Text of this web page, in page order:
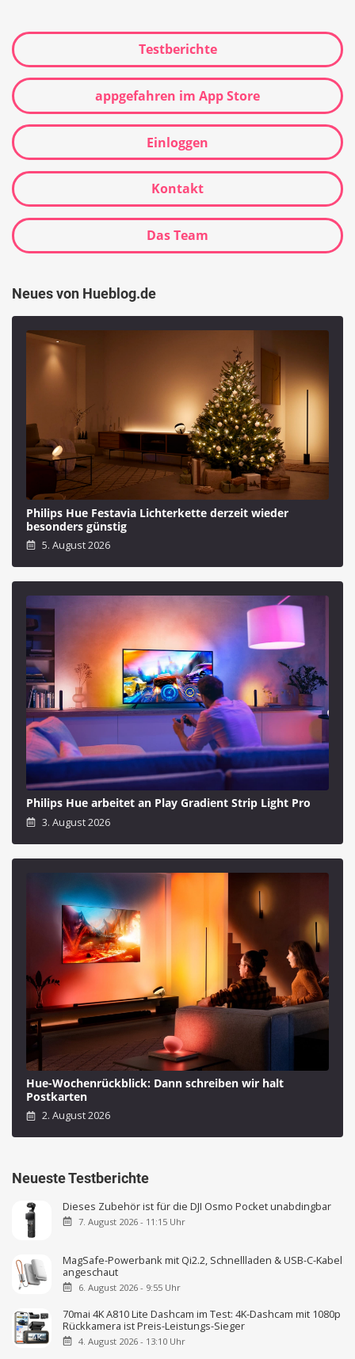
Testberichte
appgefahren im App Store
Einloggen
Kontakt
Das Team
Neues von Hueblog.de
Philips Hue Festavia Lichterkette derzeit wieder
besonders günstig
5. August 2026
Philips Hue arbeitet an Play Gradient Strip Light Pro
3. August 2026
Hue-Wochenrückblick: Dann schreiben wir halt
Postkarten
2. August 2026
Neueste Testberichte
Dieses Zubehör ist für die DJI Osmo Pocket unabdingbar
7. August 2026 - 11:15 Uhr
MagSafe-Powerbank mit Qi2.2, Schnellladen & USB-C-Kabel
angeschaut
6. August 2026 - 9:55 Uhr
70mai 4K A810 Lite Dashcam im Test: 4K-Dashcam mit 1080p
Rückkamera ist Preis-Leistungs-Sieger
4. August 2026 - 13:10 Uhr